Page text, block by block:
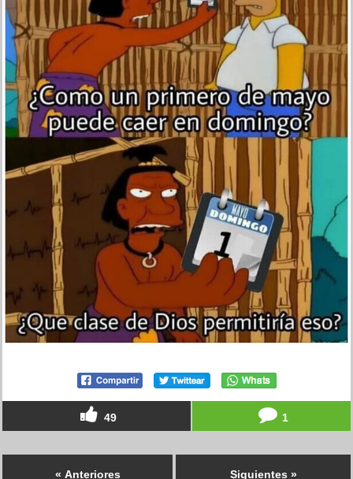
49 1
« Anteriores Siguientes »